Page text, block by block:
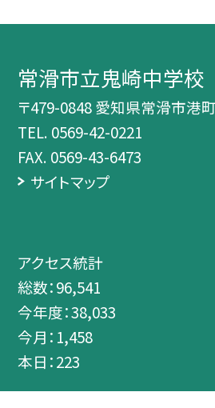
常滑市立鬼崎中学校
〒479-0848 愛知県常滑市港
TEL. 0569-42-0221
FAX. 0569-43-6473
サイトマップ
アクセス統計
総数：96,541
今年度：38,033
今月： 1,458
本日：223